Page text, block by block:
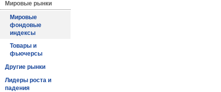
Мировые рынки
Мировые
фондовые
индексы
Товары и
фьючерсы
Другие рынки
Лидеры роста и
падения